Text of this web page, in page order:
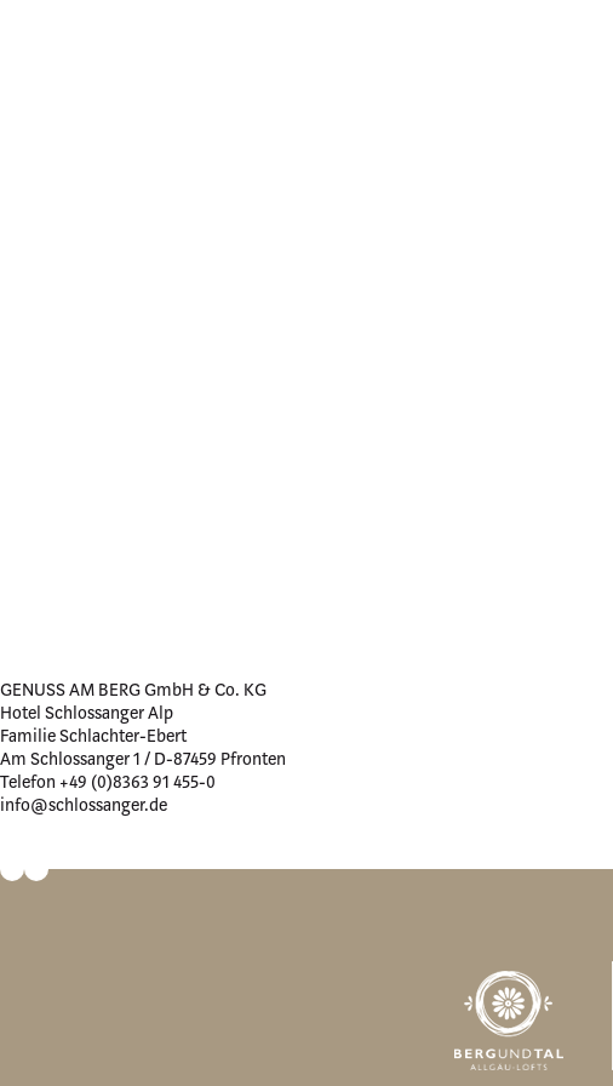
GENUSS AM BERG GmbH & Co. KG
Hotel Schlossanger Alp
Familie Schlachter-Ebert
Am Schlossanger 1 / D-87459 Pfronten
Telefon +49 (0)8363 91 455-0
info@schlossanger.de